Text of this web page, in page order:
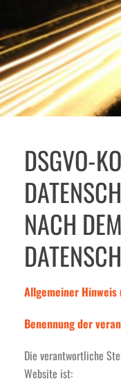
DSGVO-
NACH
Allgemeiner
Benennung der
Die verantwortliche
Website ist: